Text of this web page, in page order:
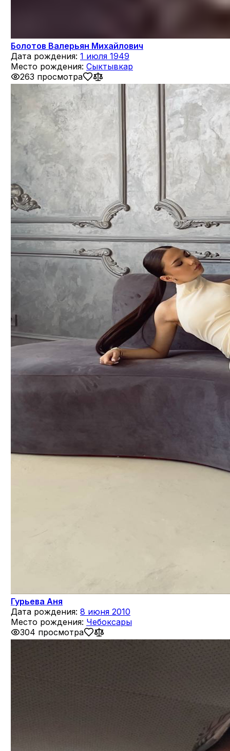
Болотов Валерьян Михайлович
Дата рождения: 1 июля 1949
Место рождения: Сыктывкар
263 просмотра
Гурьева Аня
Дата рождения: 8 июня 2010
Место рождения: Чебоксары
304 просмотра